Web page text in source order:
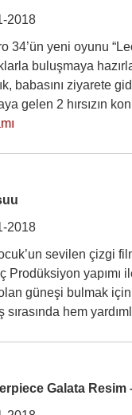
2018
34’ün yeni oyunu
buluşmaya
babasını ziyarete
gelen 2 hırsızın
2018
sevilen çizgi
Prodüksiyon yapımı
güneşi bulmak
sırasında hem
Galata Resim